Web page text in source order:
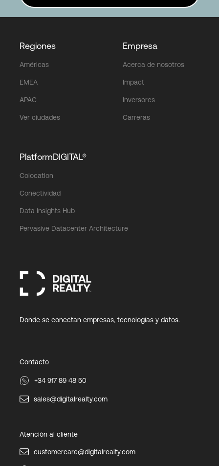
Regiones
Américas
EMEA
APAC
Ver ciudades
Empresa
Acerca de nosotros
Impact
Inversores
Carreras
PlatformDIGITAL®
Colocation
Conectividad
Data Insights Hub
Pervasive Datacenter Architecture
Donde se conectan empresas, tecnologías y datos.
Contacto
+34 917 89 48 50
sales@digitalrealty.com
Atención al cliente
customercare@digitalrealty.com